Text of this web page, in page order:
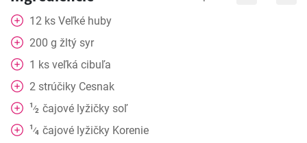
12 ks Veľké huby
200 g žltý syr
1 ks veľká cibuľa
2 strúčiky Cesnak
1⁄2 čajové lyžičky soľ
1⁄4 čajové lyžičky Korenie